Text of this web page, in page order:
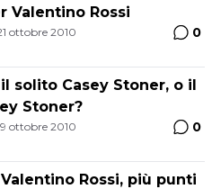
Valentino Rossi
ottobre 2010 0
il solito Casey Stoner, o il
Stoner?
ottobre 2010 0
Valentino Rossi, più punti